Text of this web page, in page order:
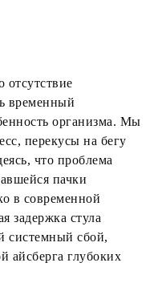
временный
организма. Мы
перекусы на бегу
что проблема
пачки
в современной
задержка стула
системный сбой,
айсберга глубоких